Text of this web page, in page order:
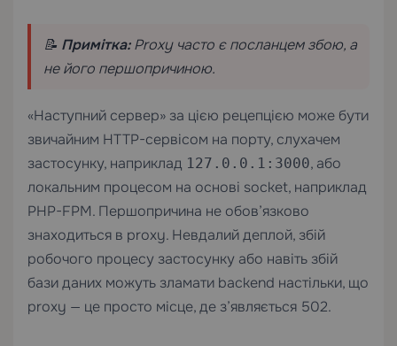
📝 Примітка:Proxy часто є посланцем збою, а
не його першопричиною.
«Наступний сервер» за цією рецепцією може бути
звичайним HTTP-сервісом на порту, слухачем
застосунку, наприклад 127.0.0.1:3000, або
локальним процесом на основі socket, наприклад
PHP-FPM. Першопричина не обов’язково
знаходиться в proxy. Невдалий деплой, збій
робочого процесу застосунку або навіть збій
бази даних можуть зламати backend настільки, що
proxy — це просто місце, де з’являється 502.